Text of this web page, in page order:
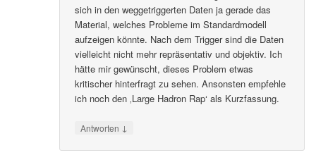
sich in den weggetriggerten Daten ja gerade das
Material, welches Probleme im Standardmodell
aufzeigen könnte. Nach dem Trigger sind die Daten
vielleicht nicht mehr repräsentativ und objektiv. Ich
hätte mir gewünscht, dieses Problem etwas
kritischer hinterfragt zu sehen. Ansonsten empfehle
ich noch den ‚Large Hadron Rap‘ als Kurzfassung.
Antworten ↓